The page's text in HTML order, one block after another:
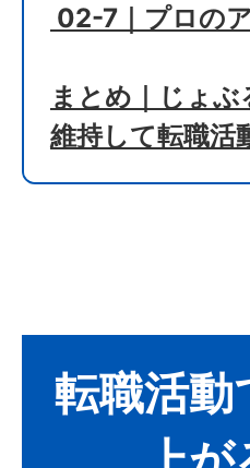
02-7｜プロの
まとめ｜じょ
維持して転職活
転職活